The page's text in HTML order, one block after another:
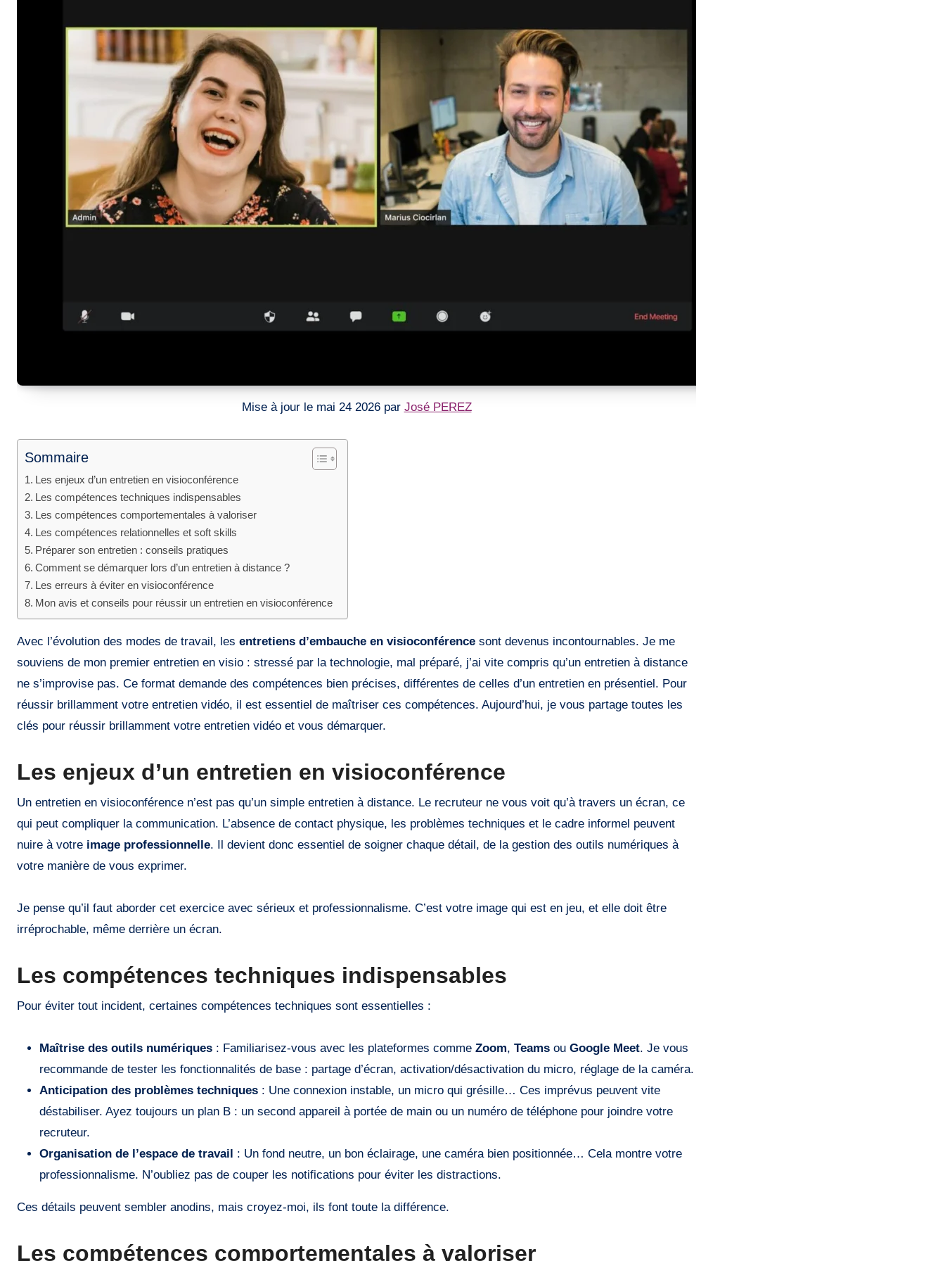
Mise à jour le mai 24 2026 par José PEREZ
Sommaire
Les enjeux d’un entretien en visioconférence
Les compétences techniques indispensables
Les compétences comportementales à valoriser
Les compétences relationnelles et soft skills
Préparer son entretien : conseils pratiques
Comment se démarquer lors d’un entretien à distance ?
Les erreurs à éviter en visioconférence
Mon avis et conseils pour réussir un entretien en visioconférence
Avec l’évolution des modes de travail, les entretiens d’embauche en visioconférence sont devenus incontournables. Je me
souviens de mon premier entretien en visio : stressé par la technologie, mal préparé, j’ai vite compris qu’un entretien à distance
ne s’improvise pas. Ce format demande des compétences bien précises, différentes de celles d’un entretien en présentiel. Pour
réussir brillamment votre entretien vidéo, il est essentiel de maîtriser ces compétences. Aujourd’hui, je vous partage toutes les
clés pour réussir brillamment votre entretien vidéo et vous démarquer.
Les enjeux d’un entretien en visioconférence
Un entretien en visioconférence n’est pas qu’un simple entretien à distance. Le recruteur ne vous voit qu’à travers un écran, ce
qui peut compliquer la communication. L’absence de contact physique, les problèmes techniques et le cadre informel peuvent
nuire à votre image professionnelle. Il devient donc essentiel de soigner chaque détail, de la gestion des outils numériques à
votre manière de vous exprimer.
Je pense qu’il faut aborder cet exercice avec sérieux et professionnalisme. C’est votre image qui est en jeu, et elle doit être
irréprochable, même derrière un écran.
Les compétences techniques indispensables
Pour éviter tout incident, certaines compétences techniques sont essentielles :
Maîtrise des outils numériques : Familiarisez-vous avec les plateformes comme Zoom, Teams ou Google Meet. Je vous
recommande de tester les fonctionnalités de base : partage d’écran, activation/désactivation du micro, réglage de la caméra.
Anticipation des problèmes techniques : Une connexion instable, un micro qui grésille… Ces imprévus peuvent vite
déstabiliser. Ayez toujours un plan B : un second appareil à portée de main ou un numéro de téléphone pour joindre votre
recruteur.
Organisation de l’espace de travail
: Un fond neutre, un bon éclairage, une caméra bien positionnée… Cela montre votre
professionnalisme. N’oubliez pas de couper les notifications pour éviter les distractions.
Ces détails peuvent sembler anodins, mais croyez-moi, ils font toute la différence.
Les compétences comportementales à valoriser